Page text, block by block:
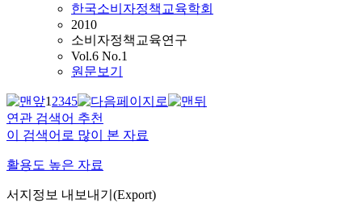
한국소비자정책교육학회
2010
소비자정책교육연구
Vol.6 No.1
원문보기
12345
연관 검색어 추천
이 검색어로 많이 본 자료
활용도 높은 자료
서지정보 내보내기(Export)